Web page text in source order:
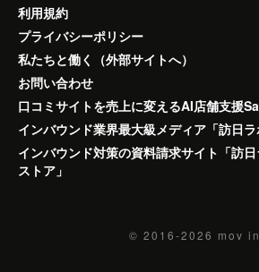
利用規約
プライバシーポリシー
私たちと働く（外部サイトへ）
お問い合わせ
口コミサイトを売上に変えるAI店舗支援
インバウンド業界最大級メディア「訪日ラ
インバウンド対策の資料請求サイト「訪
ストア」
© 2016-2026 mov